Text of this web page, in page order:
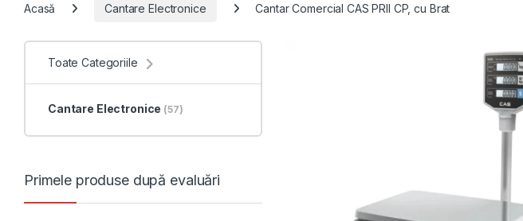
Acasă Cantare Electronice Cantar Comercial CAS PRII CP, cu Brat
Toate Categoriile
Cantare Electronice (57)
Primele produse după evaluări